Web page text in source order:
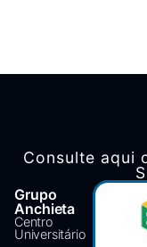
Grupo
Anchieta
Centro
Universitário
Consulte aqui